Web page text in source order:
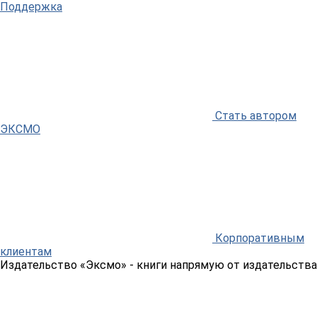
Поддержка
Стать автором
ЭКСМО
Корпоративным
клиентам
Издательство «Эксмо» - книги напрямую от издательства